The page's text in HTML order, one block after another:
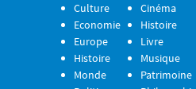
Culture
Economie
Europe
Histoire
Monde
Cinéma
Histoire
Livre
Musique
Patrimoine